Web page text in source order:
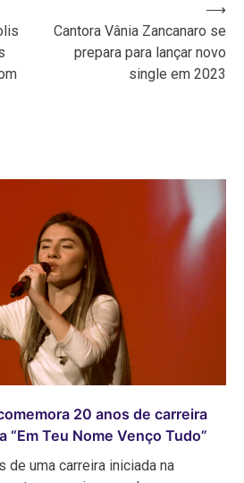
Cantora Vânia Zancanaro se
prepara para lançar novo
single em 2023
⟶
20 anos de carreira
“Em Teu Nome Venço Tudo”
de uma carreira iniciada na